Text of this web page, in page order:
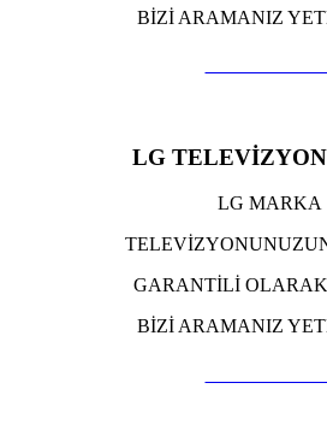
BİZİ ARAMANIZ
LG
LG MARKA
GARANTİLİ
BİZİ ARAMANIZ